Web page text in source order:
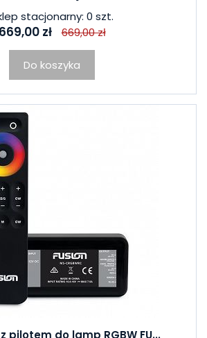
stacjonarny: 0 szt.
669,00 zł 669,00 zł
Do koszyka
pilotem do lamp RGBW FU...